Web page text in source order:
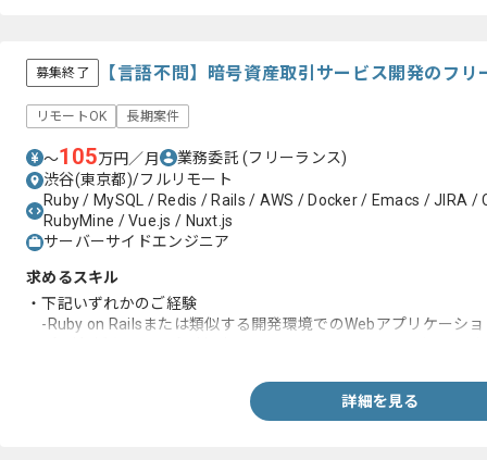
募集終了 【言語不問】暗号資産取引サービス開発のフ
リモートOK 長期案件
〜105万円／月 業務委託(フリーランス)
渋谷(東京都)/フルリモート
Ruby / MySQL / Redis / Rails / AWS / Docker / Emacs / JIRA
RubyMine / Vue.js / Nuxt.js
サーバーサイドエンジニア
求めるスキル
・下記いずれかのご経験
-Ruby on Railsまたは類似する開発環境でのWebアプリケーシ
詳細を見る